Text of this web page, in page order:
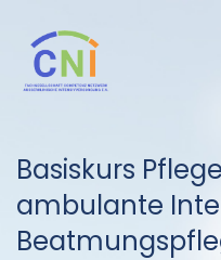
content
Basiskurs
ambulante